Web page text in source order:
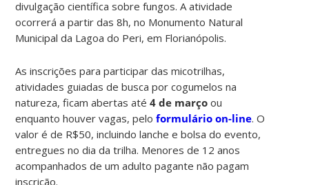
divulgação científica sobre fungos. A atividade
ocorrerá a partir das 8h, no Monumento Natural
Municipal da Lagoa do Peri, em Florianópolis.
As inscrições para participar das micotrilhas,
atividades guiadas de busca por cogumelos na
natureza, ficam abertas até4 de março ou
enquanto houver vagas, peloformulário on-line. O
valor é de R$50, incluindo lanche e bolsa do evento,
entregues no dia da trilha. Menores de 12 anos
acompanhados de um adulto pagante não pagam
inscrição.